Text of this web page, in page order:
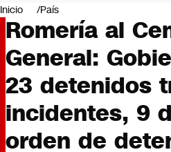
Negocios
Deportes
Programas completos
Cultura
Servicios
Bits
CNN tiempo
Futuro 360
Opinión
Inicio País
Romería al
General:
23 detenidos
incidentes, 9
orden de